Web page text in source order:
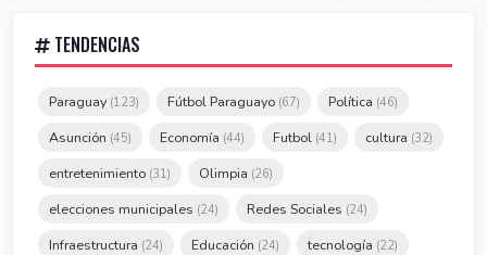
TENDENCIAS
Paraguay (123) Fútbol Paraguayo (67) Política (46)
Asunción (45) Economía (44) Futbol (41) cultura (32)
entretenimiento (31) Olimpia (26)
elecciones municipales (24) Redes Sociales (24)
Infraestructura (24) Educación (24) tecnología (22)